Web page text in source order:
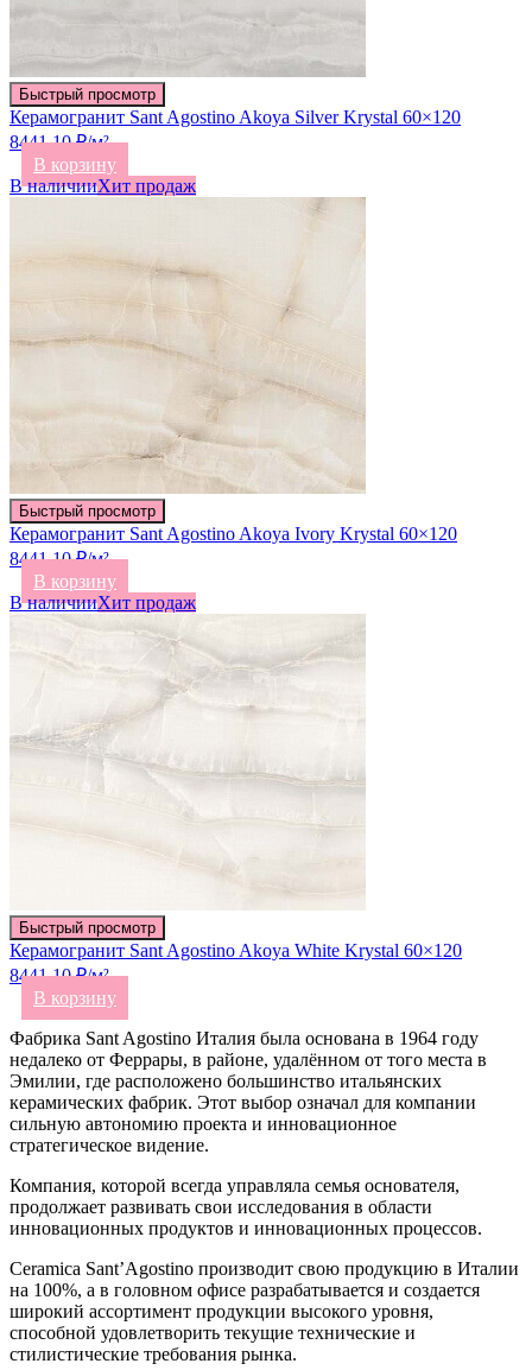
Быстрый просмотр
Керамогранит Sant Agostino Akoya Silver Krystal 60×120
8441.10 ₽/м²
В корзину
В наличииХит продаж
Быстрый просмотр
Керамогранит Sant Agostino Akoya Ivory Krystal 60×120
8441.10 ₽/м²
В корзину
В наличииХит продаж
Быстрый просмотр
Керамогранит Sant Agostino Akoya White Krystal 60×120
8441.10 ₽/м²
В корзину
Фабрика Sant Agostino Италия была основана в 1964 году
недалеко от Феррары, в районе, удалённом от того места в
Эмилии, где расположено большинство итальянских
керамических фабрик. Этот выбор означал для компании
сильную автономию проекта и инновационное
стратегическое видение.
Компания, которой всегда управляла семья основателя,
продолжает развивать свои исследования в области
инновационных продуктов и инновационных процессов.
Ceramica Sant’Agostino производит свою продукцию в Италии
на 100%, а в головном офисе разрабатывается и создается
широкий ассортимент продукции высокого уровня,
способной удовлетворить текущие технические и
стилистические требования рынка.